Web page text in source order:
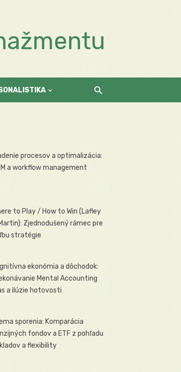
procesov a optimalizácia:
a workflow management
to Play / How to Win (Lafley
Zjednodušený rámec pre
stratégie
ekonómia a dôchodok:
Mental Accounting
a ilúzie hotovosti
sporenia: Komparácia
fondov a ETF z pohľadu
a flexibility